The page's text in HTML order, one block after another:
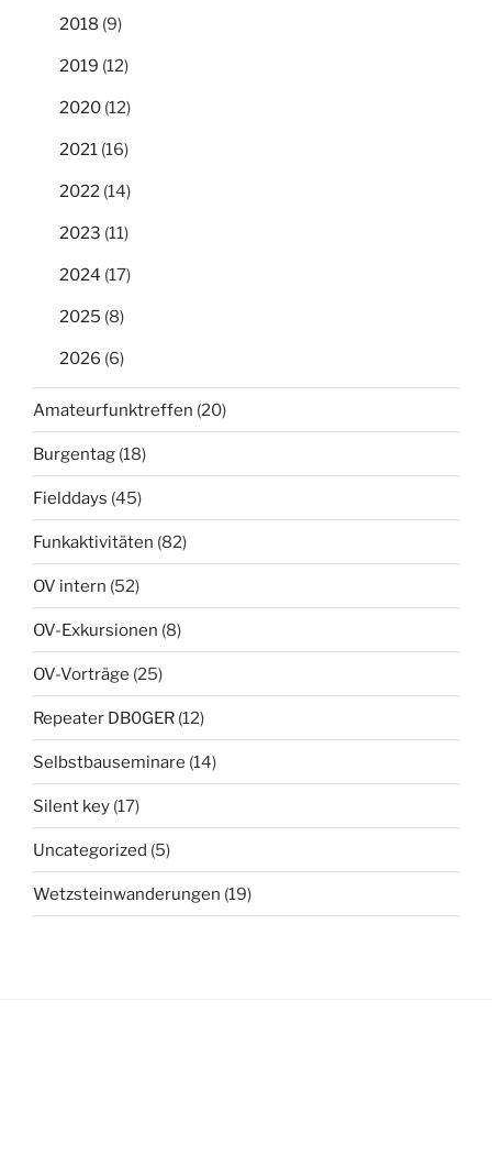
2018 (9)
2019 (12)
2020 (12)
2021 (16)
2022 (14)
2023 (11)
2024 (17)
2025 (8)
2026 (6)
Amateurfunktreffen (20)
Burgentag (18)
Fielddays (45)
Funkaktivitäten (82)
OV intern (52)
OV-Exkursionen (8)
OV-Vorträge (25)
Repeater DB0GER (12)
Selbstbauseminare (14)
Silent key (17)
Uncategorized (5)
Wetzsteinwanderungen (19)